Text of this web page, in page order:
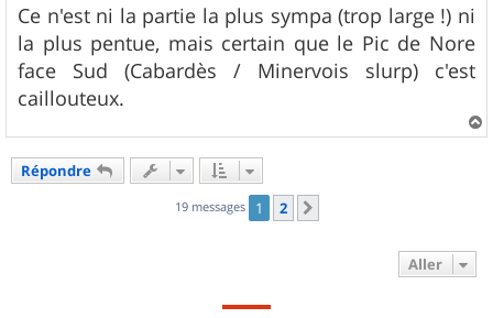
s
s
a
g
e
Ce n'est ni la partie la plus sympa (trop large !) ni
la plus pentue, mais certain que le Pic de Nore
face Sud (Cabardès / Minervois slurp) c'est
caillouteux.
a
Répondre
19 messages 1 2
Aller